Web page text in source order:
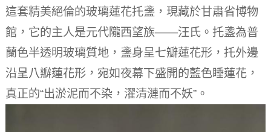
這套精美絕倫的玻璃蓮花托盞，現藏於甘肅省博物
館，它的主人是元代隴西望族——汪氏。 托盞為普
蘭色半透明玻璃質地，盞身呈七瓣蓮花形，托外邊
沿呈八瓣蓮花形，宛如夜幕下盛開的藍色睡蓮花，
真正的“出淤泥而不染，濯清漣而不妖”。